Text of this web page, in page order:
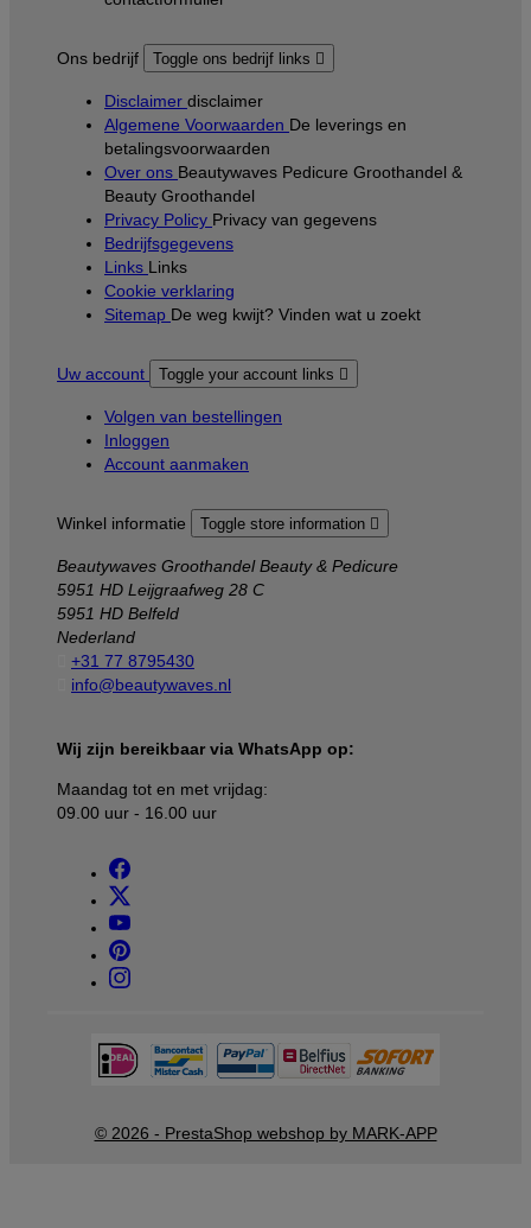
Ons bedrijf Toggle ons bedrijf links 
Disclaimer disclaimer
Algemene Voorwaarden De leverings en
betalingsvoorwaarden
Over ons Beautywaves Pedicure Groothandel &
Beauty Groothandel
Privacy Policy Privacy van gegevens
Bedrijfsgegevens
Links Links
Cookie verklaring
Sitemap De weg kwijt? Vinden wat u zoekt
Uw account Toggle your account links 
Volgen van bestellingen
Inloggen
Account aanmaken
Winkel informatie Toggle store information 
Beautywaves Groothandel Beauty & Pedicure
5951 HD Leijgraafweg 28 C
5951 HD Belfeld
Nederland
+31 77 8795430
info@beautywaves.nl
Wij zijn bereikbaar via WhatsApp op:
Maandag tot en met vrijdag:
09.00 uur - 16.00 uur
© 2026 - PrestaShop webshop by MARK-APP